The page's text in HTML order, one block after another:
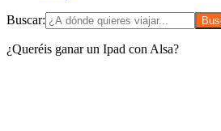
Buscar:
¿Queréis ganar un Ipad con Alsa?